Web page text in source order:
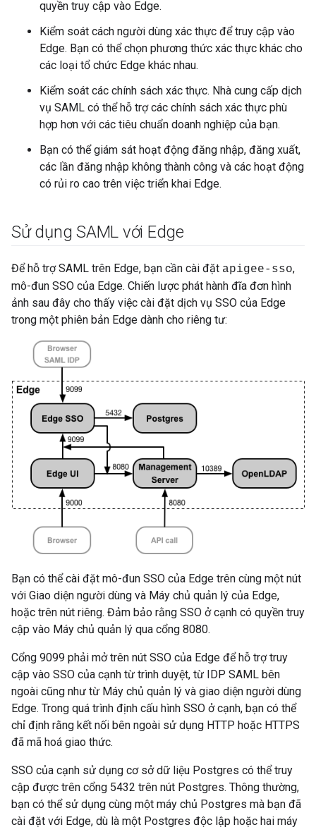
quyền truy cập vào Edge.
Kiểm soát cách người dùng xác thực để truy cập vào
Edge. Bạn có thể chọn phương thức xác thực khác cho
các loại tổ chức Edge khác nhau.
Kiểm soát các chính sách xác thực. Nhà cung cấp dịch
vụ SAML có thể hỗ trợ các chính sách xác thực phù
hợp hơn với các tiêu chuẩn doanh nghiệp của bạn.
Bạn có thể giám sát hoạt động đăng nhập, đăng xuất,
các lần đăng nhập không thành công và các hoạt động
có rủi ro cao trên việc triển khai Edge.
Sử dụng SAML với Edge
Để hỗ trợ SAML trên Edge, bạn cần cài đặt apigee-sso,
mô-đun SSO của Edge. Chiến lược phát hành đĩa đơn hình
ảnh sau đây cho thấy việc cài đặt dịch vụ SSO của Edge
trong một phiên bản Edge dành cho riêng tư:
Bạn có thể cài đặt mô-đun SSO của Edge trên cùng một nút
với Giao diện người dùng và Máy chủ quản lý của Edge,
hoặc trên nút riêng. Đảm bảo rằng SSO ở cạnh có quyền truy
cập vào Máy chủ quản lý qua cổng 8080.
Cổng 9099 phải mở trên nút SSO của Edge để hỗ trợ truy
cập vào SSO của cạnh từ trình duyệt, từ IDP SAML bên
ngoài cũng như từ Máy chủ quản lý và giao diện người dùng
Edge. Trong quá trình định cấu hình SSO ở cạnh, bạn có thể
chỉ định rằng kết nối bên ngoài sử dụng HTTP hoặc HTTPS
đã mã hoá giao thức.
SSO của cạnh sử dụng cơ sở dữ liệu Postgres có thể truy
cập được trên cổng 5432 trên nút Postgres. Thông thường,
bạn có thể sử dụng cùng một máy chủ Postgres mà bạn đã
cài đặt với Edge, dù là một Postgres độc lập hoặc hai máy